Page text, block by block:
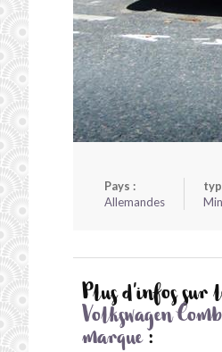
Pays :
Allemandes
Plus d'infos sur
Volkswagen
marque: